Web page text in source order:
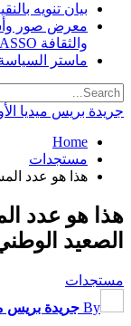
بيان تنويه
معرض صور
والثقافة ASSO
ماستر السياسة
جريدة بريس ميديا
Home
مستجدات
هذا هو عدد
هذا هو عدد
الصعيد
مستجدات
By جريدة بريس